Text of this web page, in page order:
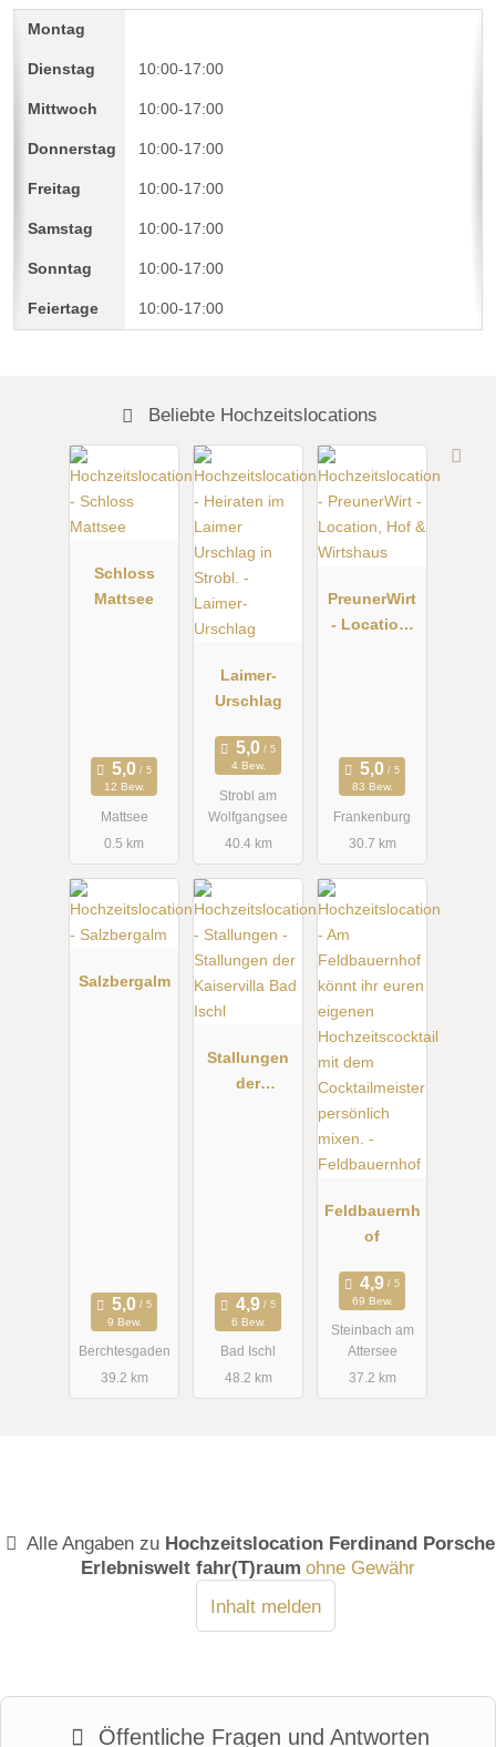
10:00-17:00
10:00-17:00
10:00-17:00
10:00-17:00
10:00-17:00
10:00-17:00
10:00-17:00
Beliebte Hochzeitslocations
Schloss
Mattsee
12 Bew.
Mattsee
0.5 km
Laimer-
Urschlag
4 Bew.
Strobl am
Wolfgangsee
40.4 km
PreunerWirt
- Location,
83 Bew.
Frankenburg
30.7 km
Salzbergalm
9 Bew.
Berchtesgaden
39.2 km
Stallungen
der
6 Bew.
Bad Ischl
48.2 km
Feldbauernh
of
69 Bew.
Steinbach am
Attersee
37.2 km
Alle Angaben zu Hochzeitslocation Ferdinand Porsche
Erlebniswelt fahr(T)raum ohne Gewähr
Inhalt melden
Öffentliche Fragen und Antworten